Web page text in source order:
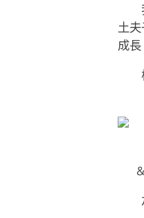
我
土
成
楊
灰